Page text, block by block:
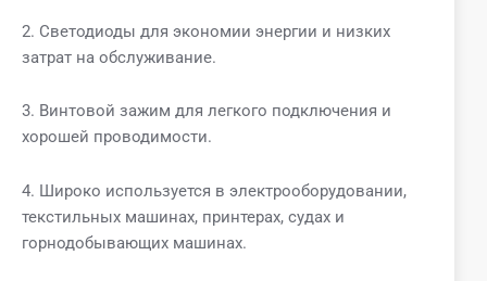
2. Светодиоды для экономии энергии и низких
затрат на обслуживание.
3. Винтовой зажим для легкого подключения и
хорошей проводимости.
4. Широко используется в электрооборудовании,
текстильных машинах, принтерах, судах и
горнодобывающих машинах.